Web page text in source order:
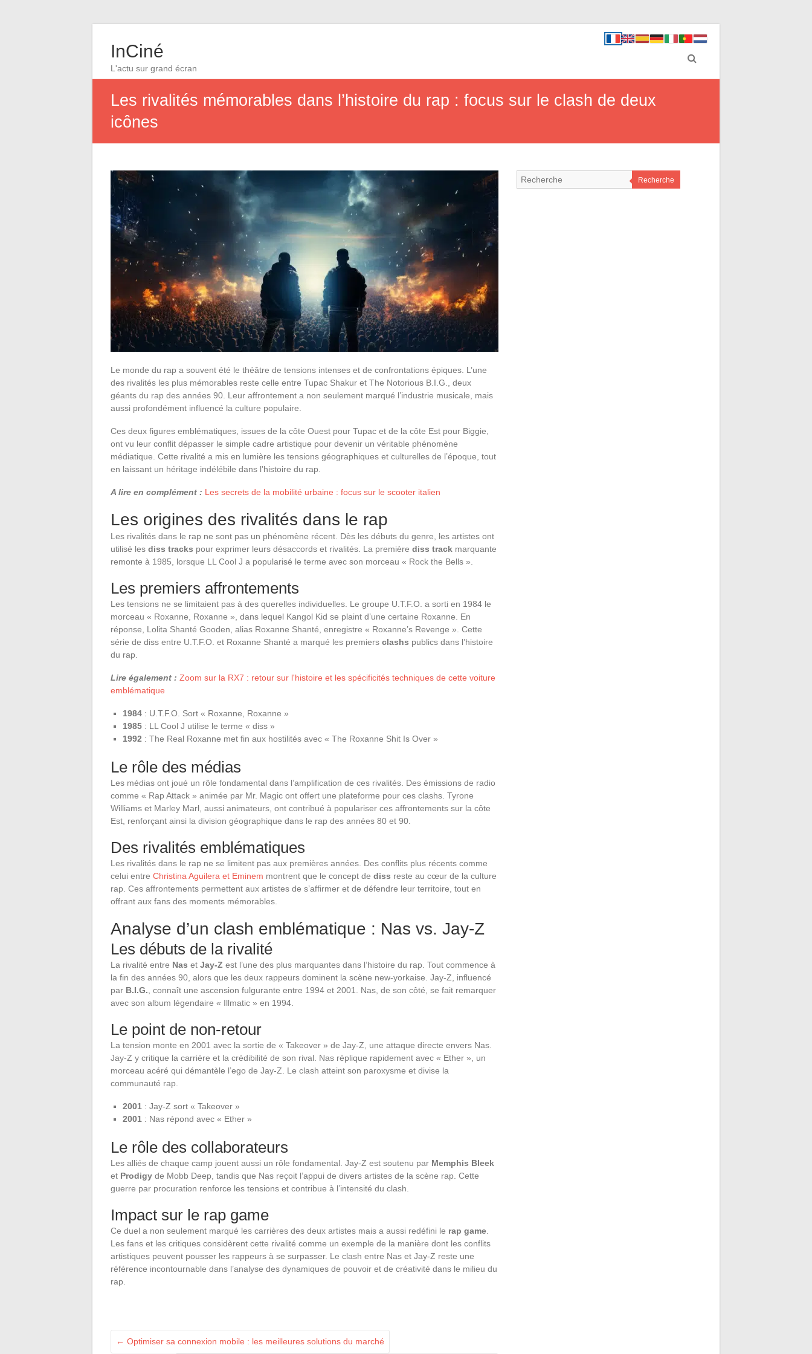
InCiné
L'actu sur grand écran
Les rivalités mémorables dans l’histoire du rap : focus sur le clash de deux
icônes
Le monde du rap a souvent été le théâtre de tensions intenses et de confrontations épiques. L’une
des rivalités les plus mémorables reste celle entre Tupac Shakur et The Notorious B.I.G., deux
géants du rap des années 90. Leur affrontement a non seulement marqué l’industrie musicale, mais
aussi profondément influencé la culture populaire.
Ces deux figures emblématiques, issues de la côte Ouest pour Tupac et de la côte Est pour Biggie,
ont vu leur conflit dépasser le simple cadre artistique pour devenir un véritable phénomène
médiatique. Cette rivalité a mis en lumière les tensions géographiques et culturelles de l’époque, tout
en laissant un héritage indélébile dans l’histoire du rap.
A lire en complément : Les secrets de la mobilité urbaine : focus sur le scooter italien
Les origines des rivalités dans le rap
Les rivalités dans le rap ne sont pas un phénomène récent. Dès les débuts du genre, les artistes ont
utilisé les diss tracks pour exprimer leurs désaccords et rivalités. La première diss track marquante
remonte à 1985, lorsque LL Cool J a popularisé le terme avec son morceau « Rock the Bells ».
Les premiers affrontements
Les tensions ne se limitaient pas à des querelles individuelles. Le groupe U.T.F.O. a sorti en 1984 le
morceau « Roxanne, Roxanne », dans lequel Kangol Kid se plaint d’une certaine Roxanne. En
réponse, Lolita Shanté Gooden, alias Roxanne Shanté, enregistre « Roxanne’s Revenge ». Cette
série de diss entre U.T.F.O. et Roxanne Shanté a marqué les premiers clashs publics dans l’histoire
du rap.
Lire également : Zoom sur la RX7 : retour sur l'histoire et les spécificités techniques de cette voiture
emblématique
1984 : U.T.F.O. Sort « Roxanne, Roxanne »
1985 : LL Cool J utilise le terme « diss »
1992 : The Real Roxanne met fin aux hostilités avec « The Roxanne Shit Is Over »
Le rôle des médias
Les médias ont joué un rôle fondamental dans l’amplification de ces rivalités. Des émissions de radio
comme « Rap Attack » animée par Mr. Magic ont offert une plateforme pour ces clashs. Tyrone
Williams et Marley Marl, aussi animateurs, ont contribué à populariser ces affrontements sur la côte
Est, renforçant ainsi la division géographique dans le rap des années 80 et 90.
Des rivalités emblématiques
Les rivalités dans le rap ne se limitent pas aux premières années. Des conflits plus récents comme
celui entre Christina Aguilera et Eminem montrent que le concept de diss reste au cœur de la culture
rap. Ces affrontements permettent aux artistes de s’affirmer et de défendre leur territoire, tout en
offrant aux fans des moments mémorables.
Analyse d’un clash emblématique : Nas vs. Jay-Z
Les débuts de la rivalité
La rivalité entre Nas et Jay-Z est l’une des plus marquantes dans l’histoire du rap. Tout commence à
la fin des années 90, alors que les deux rappeurs dominent la scène new-yorkaise. Jay-Z, influencé
par B.I.G. , connaît une ascension fulgurante entre 1994 et 2001. Nas, de son côté, se fait remarquer
avec son album légendaire « Illmatic » en 1994.
Le point de non-retour
La tension monte en 2001 avec la sortie de « Takeover » de Jay-Z, une attaque directe envers Nas.
Jay-Z y critique la carrière et la crédibilité de son rival. Nas réplique rapidement avec « Ether », un
morceau acéré qui démantèle l’ego de Jay-Z. Le clash atteint son paroxysme et divise la
communauté rap.
2001 : Jay-Z sort « Takeover »
2001 : Nas répond avec « Ether »
Le rôle des collaborateurs
Les alliés de chaque camp jouent aussi un rôle fondamental. Jay-Z est soutenu par Memphis Bleek
et Prodigy de Mobb Deep, tandis que Nas reçoit l’appui de divers artistes de la scène rap. Cette
guerre par procuration renforce les tensions et contribue à l’intensité du clash.
Impact sur le rap game
Ce duel a non seulement marqué les carrières des deux artistes mais a aussi redéfini le rap game
Les fans et les critiques considèrent cette rivalité comme un exemple de la manière dont les conflits
artistiques peuvent pousser les rappeurs à se surpasser. Le clash entre Nas et Jay-Z reste une
référence incontournable dans l’analyse des dynamiques de pouvoir et de créativité dans le milieu du
rap.
← Optimiser sa connexion mobile : les meilleures solutions du marché
Recherche